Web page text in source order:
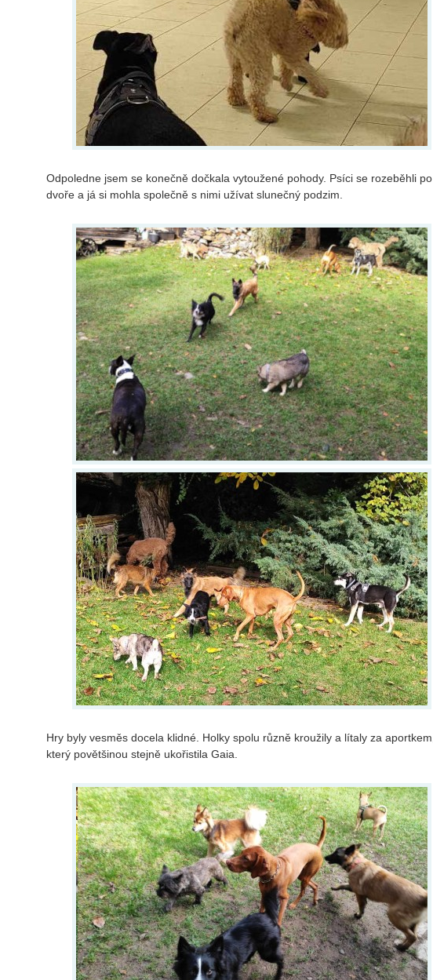
Odpoledne jsem se konečně dočkala vytoužené pohody. Psíci se rozeběhli po
dvoře a já si mohla společně s nimi užívat slunečný podzim.
Hry byly vesměs docela klidné. Holky spolu různě kroužily a lítaly za aportkem,
který povětšinou stejně ukořistila Gaia.